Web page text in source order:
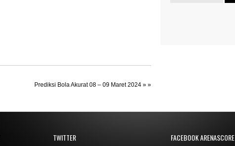
Prediksi Bola Akurat 08 – 09 Maret 2024 » »
TWITTER FACEBOOK ARENASCORE